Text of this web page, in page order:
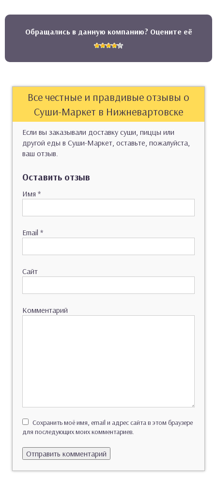
Обращались в данную компанию? Оцените её
Все честные и правдивые отзывы о
Суши-Маркет в Нижневартовске
Если вы заказывали доставку суши, пиццы или
другой еды в Суши-Маркет, оставьте, пожалуйста,
ваш отзыв.
Оставить отзыв
Имя *
Email *
Сайт
Комментарий
Сохранить моё имя, email и адрес сайта в этом браузере
для последующих моих комментариев.